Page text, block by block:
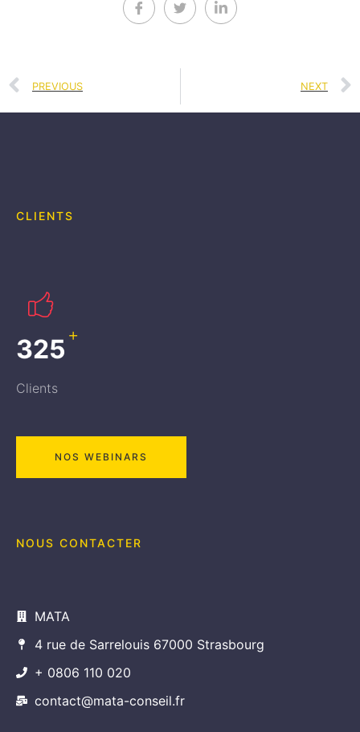
PREVIOUS NEXT
CLIENTS
365 +
Clients
NOS WEBINARS
NOUS CONTACTER
MATA
4 rue de Sarrelouis 67000 Strasbourg
+ 0806 110 020
contact@mata-conseil.fr